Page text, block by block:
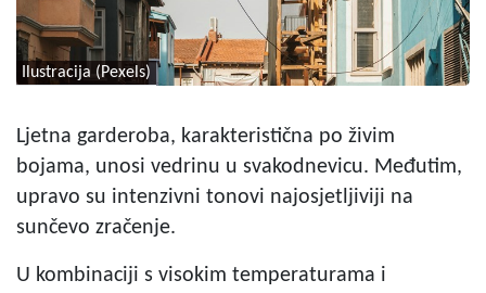
Ilustracija (Pexels)
Ljetna garderoba, karakteristična po živim
bojama, unosi vedrinu u svakodnevicu. Međutim,
upravo su intenzivni tonovi najosjetljiviji na
sunčevo zračenje.
U kombinaciji s visokim temperaturama i